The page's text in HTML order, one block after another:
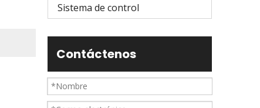
Sistema de control
Contáctenos